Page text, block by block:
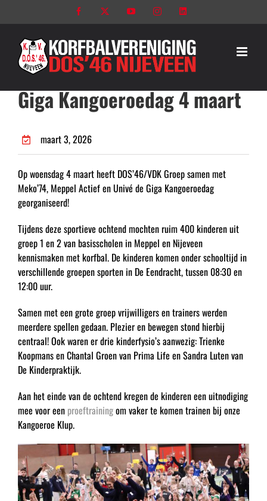
naar
Facebook YouTubeInstagram
Giga Kangoeroedag 4 maart
maart 3, 2026
Op woensdag 4 maart heeft DOS’46/VDK Groep samen met
Meko’74, Meppel Actief en Univé de Giga Kangoeroedag
georganiseerd!
Tijdens deze sportieve ochtend mochten ruim 400 kinderen uit
groep 1 en 2 van basisscholen in Meppel en Nijeveen
kennismaken met korfbal. De kinderen komen onder schooltijd in
verschillende groepen sporten in De Eendracht, tussen 08:30 en
12:00 uur.
Samen met een grote groep vrijwilligers en trainers werden
meerdere spellen gedaan. Plezier en bewegen stond hierbij
centraal! Ook waren er drie kinderfysio’s aanwezig: Trienke
Koopmans en Chantal Groen van Prima Life en Sandra Luten van
De Kinderpraktijk.
Aan het einde van de ochtend kregen de kinderen een uitnodiging
mee voor een proeftrainingom vaker te komen trainen bij onze
Kangoeroe Klup.